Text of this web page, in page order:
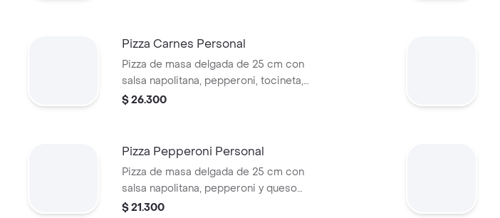
Pizza Carnes Personal
Pizza de masa delgada de 25 cm con
salsa napolitana, pepperoni, tocineta,
jamón de cerdo y queso mozarella.
$ 26.300
Pizza Pepperoni Personal
Pizza de masa delgada de 25 cm con
salsa napolitana, pepperoni y queso
mozzarella.
$ 21.300